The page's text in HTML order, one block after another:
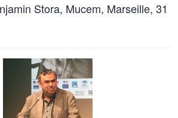
Stora, Mucem, Marseille, 31